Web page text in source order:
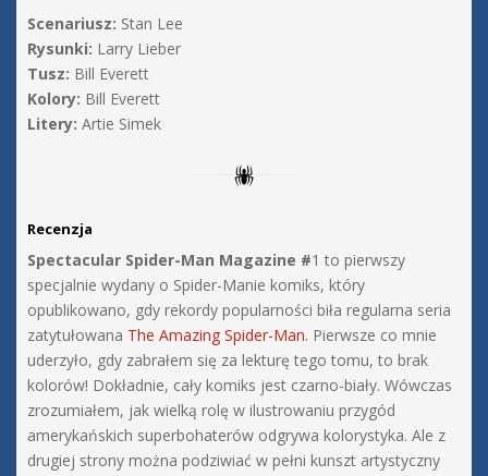
Scenariusz: Stan Lee
Rysunki: Larry Lieber
Tusz: Bill Everett
Kolory: Bill Everett
Litery: Artie Simek
Recenzja
Spectacular Spider-Man Magazine #1 to pierwszy
specjalnie wydany o Spider-Manie komiks, który
opublikowano, gdy rekordy popularności biła regularna seria
zatytułowana The Amazing Spider-Man. Pierwsze co mnie
uderzyło, gdy zabrałem się za lekturę tego tomu, to brak
kolorów! Dokładnie, cały komiks jest czarno-biały. Wówczas
zrozumiałem, jak wielką rolę w ilustrowaniu przygód
amerykańskich superbohaterów odgrywa kolorystyka. Ale z
drugiej strony można podziwiać w pełni kunszt artystyczny